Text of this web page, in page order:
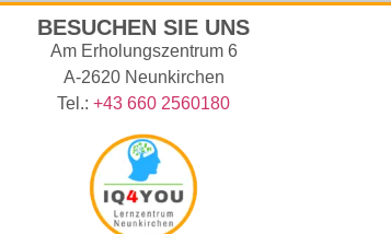
BESUCHEN SIE UNS
Am Erholungszentrum 6
A-2620 Neunkirchen
Tel.: +43 660 2560180